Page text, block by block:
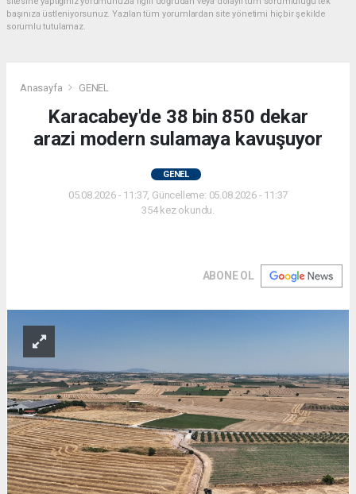
başınıza üstleniyorsunuz. Yazılan tüm yorumlardan site yönetimi hiçbir şekilde
sorumlu tutulamaz.
Anasayfa GENEL
Karacabey'de 38 bin 850 dekar
arazi modern sulamaya kavuşuyor
GENEL
05.08.2026 - 11:37, Güncelleme: 05.08.2026 - 11:37
354 kez okundu.
ABONE OL